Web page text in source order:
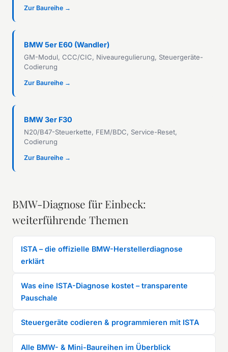
Zur Baureihe →
BMW 5er E60 (Wandler)
GM-Modul, CCC/CIC, Niveauregulierung, Steuergeräte-
Codierung
Zur Baureihe →
BMW 3er F30
N20/B47-Steuerkette, FEM/BDC, Service-Reset,
Codierung
Zur Baureihe →
BMW-Diagnose für Einbeck:
weiterführende Themen
ISTA – die offizielle BMW-Herstellerdiagnose
erklärt
Was eine ISTA-Diagnose kostet – transparente
Pauschale
Steuergeräte codieren & programmieren mit ISTA
Alle BMW- & Mini-Baureihen im Überblick